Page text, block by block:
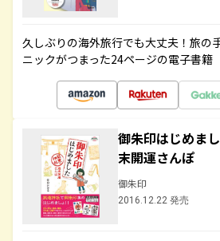
久しぶりの海外旅行でも大丈夫！旅の
ニックがつまった24ページの電子書籍
御朱印はじめ
末開運さんぽ
御朱印
2016.12.22 発売